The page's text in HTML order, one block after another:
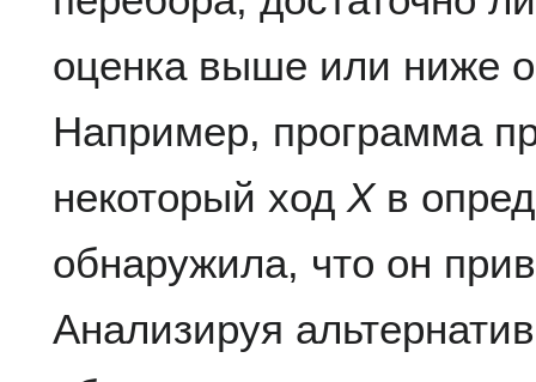
оценка выше или ниже
Например, программа
некоторый ход Xв
обнаружила, что он
Анализируя